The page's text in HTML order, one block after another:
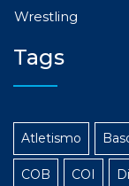
Wrestling
Tags
Atletismo
COB COI